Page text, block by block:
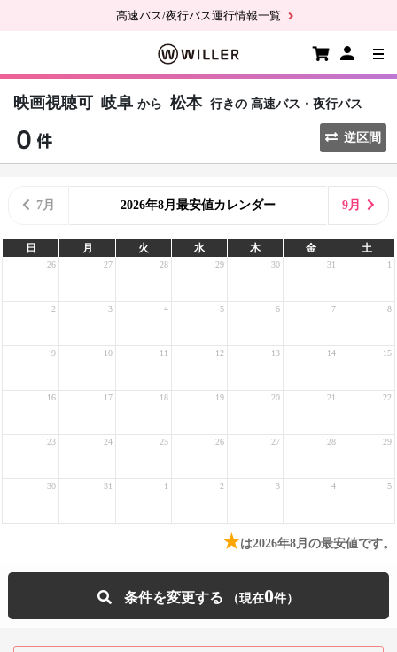
高速バス/夜行バス運行情報一覧
映画視聴可 岐阜 から 松本 行きの 高速バス・夜行バス
逆区間
7月 2026年8月最安値カレンダー 9月
日 月 火 水 木 金 土
26 27 28 29 30 31 1
2 3 4 5 6 7 8
9 10 11 12 13 14 15
16 17 18 19 20 21 22
23 24 25 26 27 28 29
30 31 1 2 3 4 5
★は2026年8月の最安値です。
条件を変更する 0